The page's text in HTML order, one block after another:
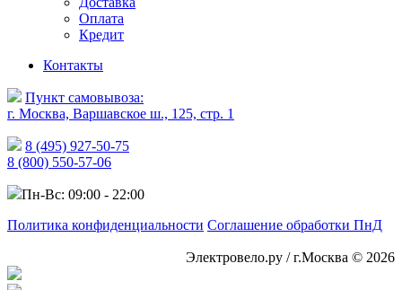
Оплата
Кредит
Контакты
Пункт самовывоза:
г. Москва, Варшавское ш., 125, стр. 1
8 (495) 927-50-75
8 (800) 550-57-06
Пн-Вс: 09:00 - 22:00
Политика конфиденциальности Соглашение обработки ПнД
Электровело.ру / г.Москва © 2026